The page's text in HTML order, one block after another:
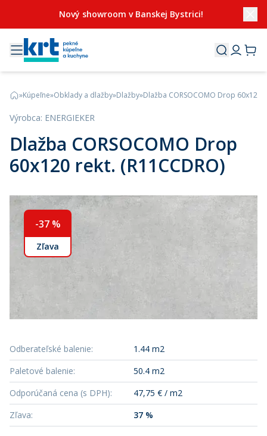
Nový showroom v Banskej Bystrici!
»Kúpeľne»Obklady a dlažby»Dlažby»Dlažba CORSOCOMO Drop 60x120
Výrobca: ENERGIEKER
Dlažba CORSOCOMO Drop
60x120 rekt. (R11CCDRO)
-37%
Zľava
Odberateľské balenie:
1.44 m2
Paletové balenie:
50.4 m2
Odporúčaná cena (s DPH):
47,75 € / m2
Zľava: 37 %